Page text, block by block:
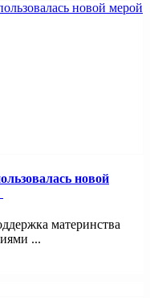
новой
материнства
...